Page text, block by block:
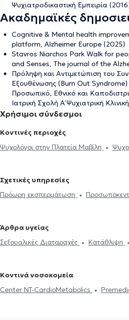
Ψυχιατροδικαστική Εμπειρία
Ακαδημαϊκές
Cognitive & Mental health
platform, Alzheimer Europe (2025)
Stavros Niarchos Park Walk for
and Senses, The journal of the
Πρόληψη και Αντιμετώπιση του
Εξουθένωσης (Burn Out Syndrome)
Προσωπικό, Εθνικό και
Ιατρική Σχολή Α΄ Ψυχιατρική
Χρήσιμοι σύνδεσμοι
Κοντινές περιοχές
Ψυχολόγοι στην Πλατεία Μαβίλη
Αμπελόκηπους
Ψυχολόγοι στην Αθήνα
Ψυχολόγοι στου Γκύζη
Ψυχολόγοι
Ψυχολόγοι στην Ακαδημία
Νέα φιλοθέη
Ψυχολόγοι στην Πλάκα
Σχετικές υπηρεσίες
Πρόωρη εκσπερμάτωση
και παιδιών
Ομαδική ψυχοθεραπεία
ενδυνάμωση
Συμβουλευτική
Ψυχογενής Βουλιμία - Ψυχογενής
Κρίση πανικού
Άρθρα υγείας
Σεξουαλικές Διαταραχές
Κατάθλιψη
διαδίκτυο
ΔΕΠΥ Κρίση πανικού
Εθισμός
Τεστ επαγγελματικού
Κοντινά νοσοκομεία
Center NT-CardioMetabolics